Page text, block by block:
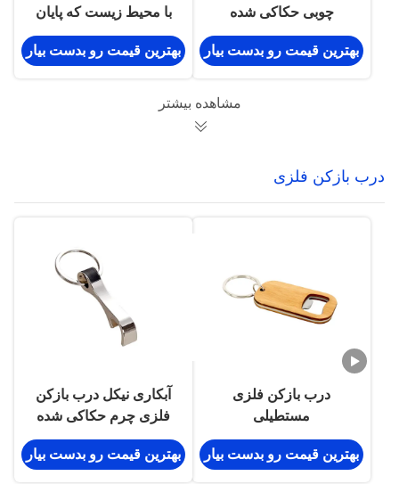
چوبی حکاکی شده
پرداخت پرداخت شده
محصول سفارشی ظریف
بهترین قیمت رو بدست بیار
با محیط زیست که پایان
نرم و ماندگار را فراهم
می کند
بهترین قیمت رو بدست بیار
مشاهده بیشتر
درب بازکن فلزی
درب بازکن فلزی
مستطیلی
بهترین قیمت رو بدست بیار
آبکاری نیکل درب بازکن
فلزی چرم حکاکی شده
بطری با جا کلیدی آلیاژ
روی
بهترین قیمت رو بدست بیار